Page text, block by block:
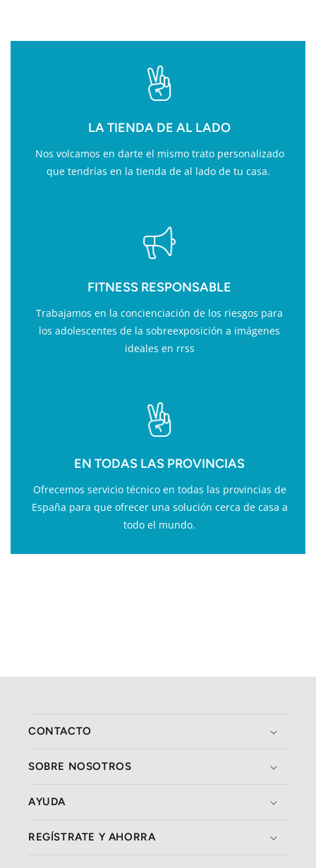
LA TIENDA DE AL LADO
Nos volcamos en darte el mismo trato personalizado
que tendrías en la tienda de al lado de tu casa.
FITNESS RESPONSABLE
Trabajamos en la concienciación de los riesgos para
los adolescentes de la sobreexposición a imágenes
ideales en rrss
EN TODAS LAS PROVINCIAS
Ofrecemos servicio técnico en todas las provincias de
España para que ofrecer una solución cerca de casa a
todo el mundo.
CONTACTO
SOBRE NOSOTROS
AYUDA
REGÍSTRATE Y AHORRA